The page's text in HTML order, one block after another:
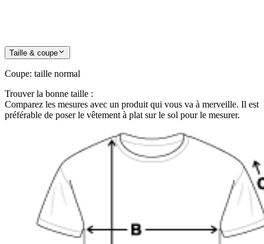
Taille & coupe
Coupe: taille normal
Trouver la bonne taille :
Comparez les mesures avec un produit qui vous va à merveille. Il est
préférable de poser le vêtement à plat sur le sol pour le mesurer.